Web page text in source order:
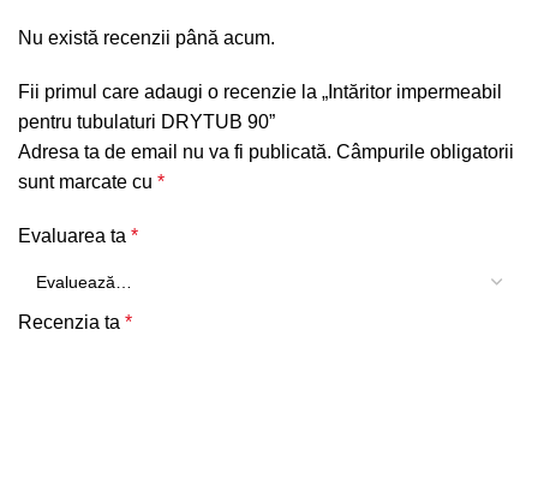
Nu există recenzii până acum.
Fii primul care adaugi o recenzie la „Intăritor impermeabil
pentru tubulaturi DRYTUB 90”
Adresa ta de email nu va fi publicată. Câmpurile obligatorii
sunt marcate cu *
Evaluarea ta *
Recenzia ta *